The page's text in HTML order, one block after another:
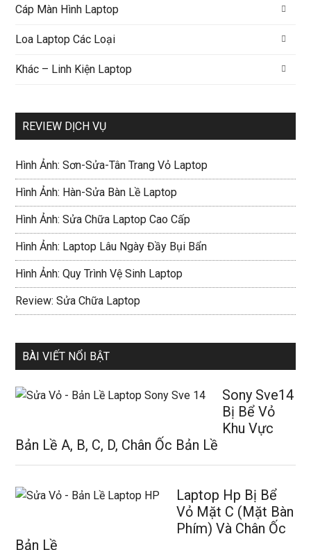
Cáp Màn Hình Laptop
Loa Laptop Các Loại
Khác – Linh Kiện Laptop
REVIEW DỊCH VỤ
Hình Ảnh: Sơn-Sửa-Tân Trang Vỏ Laptop
Hình Ảnh: Hàn-Sửa Bàn Lề Laptop
Hình Ảnh: Sửa Chữa Laptop Cao Cấp
Hình Ảnh: Laptop Lâu Ngày Đầy Bụi Bẩn
Hình Ảnh: Quy Trình Vệ Sinh Laptop
Review: Sửa Chữa Laptop
BÀI VIẾT NỔI BẬT
Sony Sve14
Bị Bể Vỏ
Khu Vực
Bản Lề A, B, C, D, Chân Ốc Bản Lề
Laptop Hp Bị Bể
Vỏ Mặt C (Mặt Bàn
Phím) Và Chân Ốc
Bản Lề